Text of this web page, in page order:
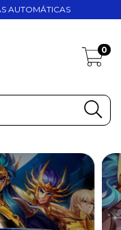
AUTOMÁTICAS
0